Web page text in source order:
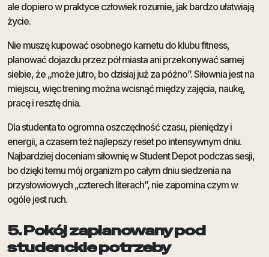
ale dopiero w praktyce człowiek rozumie, jak bardzo ułatwiają
życie.
Nie muszę kupować osobnego karnetu do klubu fitness,
planować dojazdu przez pół miasta ani przekonywać samej
siebie, że „może jutro, bo dzisiaj już za późno”. Siłownia jest na
miejscu, więc trening można wcisnąć między zajęcia, naukę,
pracę i resztę dnia.
Dla studenta to ogromna oszczędność czasu, pieniędzy i
energii, a czasem też najlepszy reset po intensywnym dniu.
Najbardziej doceniam siłownię w Student Depot podczas sesji,
bo dzięki temu mój organizm po całym dniu siedzenia na
przysłowiowych „czterech literach”, nie zapomina czym w
ogóle jest ruch.
5. Pokój zaplanowany pod
studenckie potrzeby